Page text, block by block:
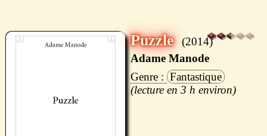
Puzzle
2014
Adame Manode
Fantastique
3 h